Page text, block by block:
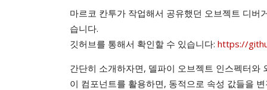
마르코 칸투가 작업해서 공유했던 오브젝트 디
습니다.
깃허브를 통해서 확인할 수 있습니다: https://
간단히 소개하자면, 델파이 오브젝트 인스펙터와
이 컴포넌트를 활용하면, 동적으로 속성 값들을